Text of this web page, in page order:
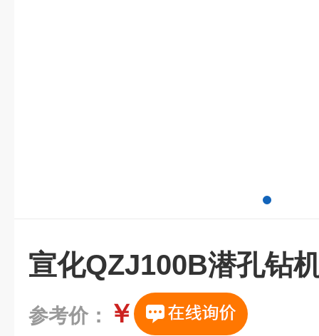
宣化QZJ100B潜孔钻
参考价： ￥